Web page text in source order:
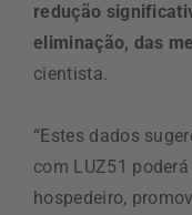
redução
eliminação, das
cientista.
“Estes dados
com LUZ51
hospedeiro,